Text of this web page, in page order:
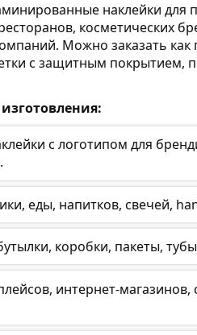
наклейки для
косметических
Можно заказать как
с защитным покрытием,
с логотипом для
еды, напитков, свечей,
коробки, пакеты,
интернет-магазинов,